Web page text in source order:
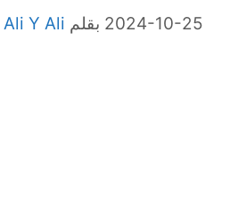
2024-10-25 بقلم Ali Y Ali